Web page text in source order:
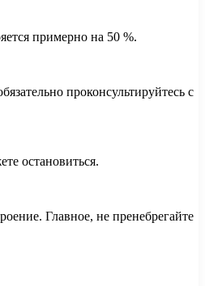
примерно на 50 %.
проконсультируйтесь с
остановиться.
Главное, не пренебрегайте